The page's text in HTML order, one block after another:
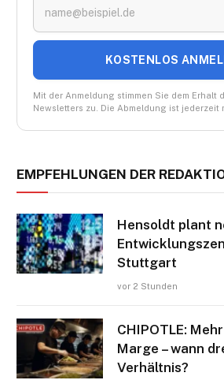
KOSTENLOS
Mit der Anmeldung stimmen Sie dem Erhalt
Newsletters zu. Die Abmeldung ist jederzeit
EMPFEHLUNGEN DER
Hensoldt plant
Stuttgart
vor 2 Stunden
CHIPOTLE:
Marge – wann
Verhältnis?